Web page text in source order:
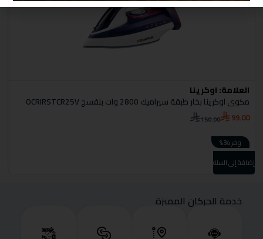
العلامة:اوكرينا
مكوى اوكرينا بخار طبقة سيراميك 2800 وات بنفسج OCRIRSTCR25V
150.00 99.00
وفر 34%
إضافة إلى السلة
خدمة الحركان المميزة